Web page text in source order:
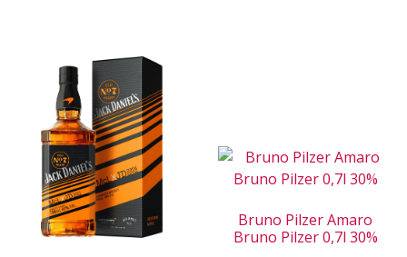
Bruno Pilzer Amaro
Bruno Pilzer 0,7l 30%